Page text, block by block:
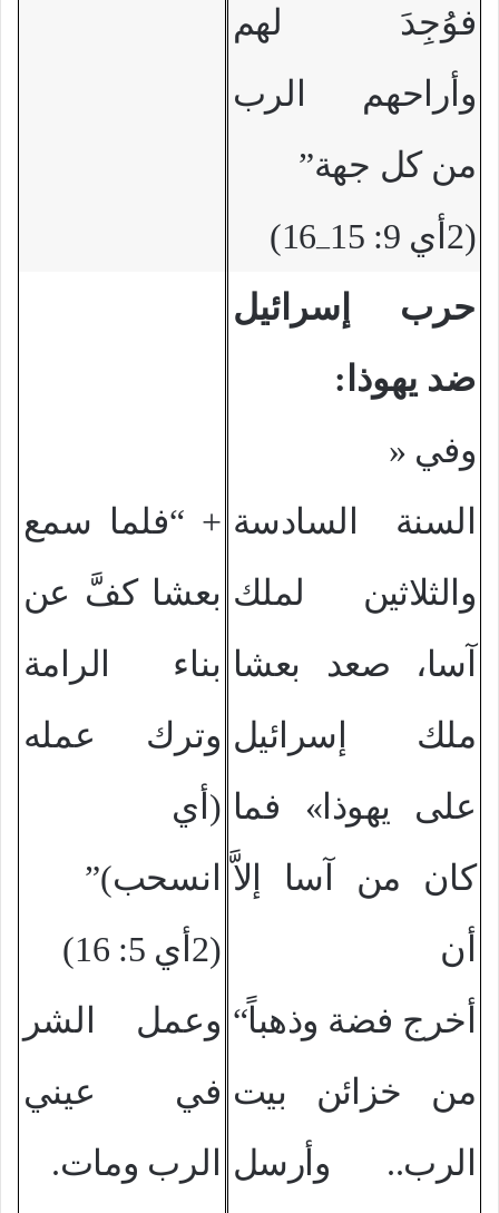
فوُجِدَ لهم
وأراحهم الرب
من كل جهة”
(2أي 9: 15
–
16)
حرب إسرائيل
ضد يهوذا:
» وفي
السنة السادسة
والثلاثين لملك
آسا، صعد بعشا
ملك إسرائيل
على يهوذا» فما
كان من آسا إلاَّ
أن
“أخرج فضة وذهباً
من خزائن بيت
الرب.. وأرسل
+ “فلما سمع
بعشا كفَّ عن
بناء الرامة
وترك عمله
(أي
انسحب)”
(2أي 5: 16)
وعمل الشر
في عيني
الرب ومات.